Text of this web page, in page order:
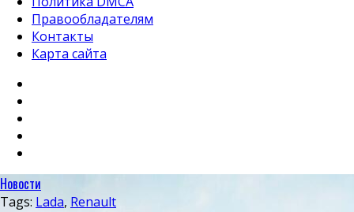
Правообладателям
Контакты
Карта сайта
Новости
Tags: Lada, Renault